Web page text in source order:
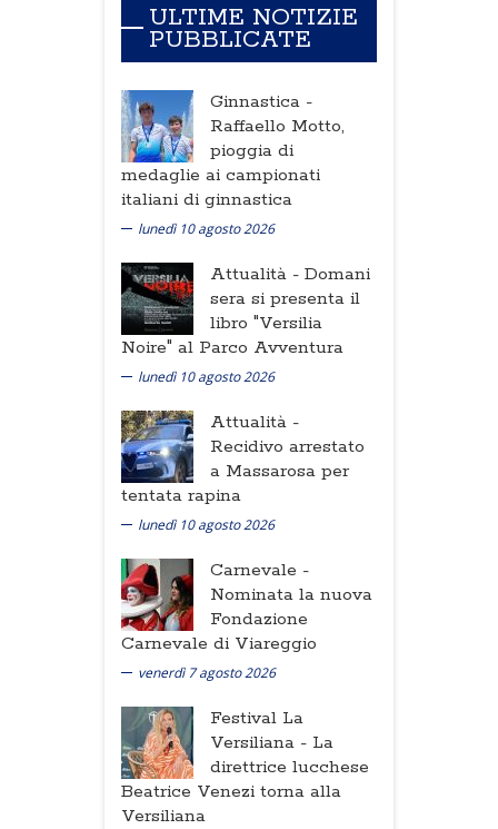
ULTIME NOTIZIE
PUBBLICATE
Ginnastica -
Raffaello Motto,
pioggia di
medaglie ai campionati
italiani di ginnastica
lunedì 10 agosto 2026
Attualità - Domani
sera si presenta il
libro "Versilia
Noire" al Parco Avventura
lunedì 10 agosto 2026
Attualità -
Recidivo arrestato
a Massarosa per
tentata rapina
lunedì 10 agosto 2026
Carnevale -
Nominata la nuova
Fondazione
Carnevale di Viareggio
venerdì 7 agosto 2026
Festival La
Versiliana - La
direttrice lucchese
Beatrice Venezi torna alla
Versiliana